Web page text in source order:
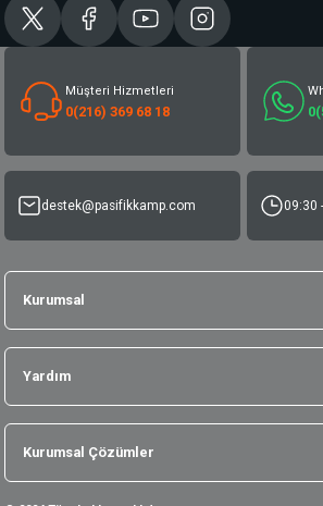
Müşteri Hizmetleri
0(216) 369 68 18
destek@pasifikkamp.com 09:30
Kurumsal
Yardım
Kurumsal Çözümler